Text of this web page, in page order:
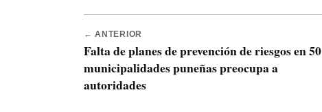
← ANTERIOR
Falta de planes de prevención de riesgos en 50
municipalidades puneñas preocupa a
autoridades